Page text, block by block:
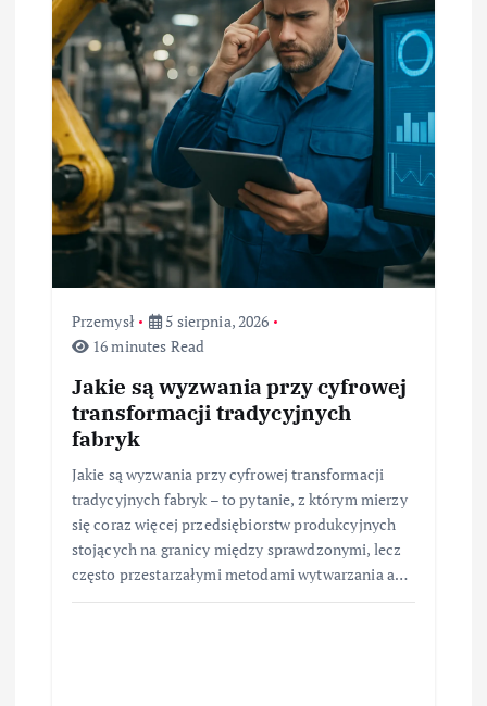
Przemysł
5 sierpnia, 2026
16 minutes Read
Jakie są wyzwania przy cyfrowej
transformacji tradycyjnych
fabryk
Jakie są wyzwania przy cyfrowej transformacji
tradycyjnych fabryk – to pytanie, z którym mierzy
się coraz więcej przedsiębiorstw produkcyjnych
stojących na granicy między sprawdzonymi, lecz
często przestarzałymi metodami wytwarzania a…